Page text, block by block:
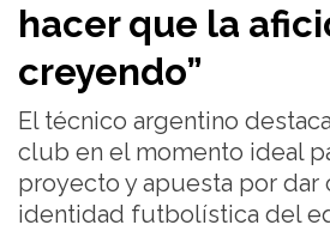
hacer que la
creyendo”
El técnico argentino
club en el momento ideal
proyecto y apuesta por dar
identidad futbolística del